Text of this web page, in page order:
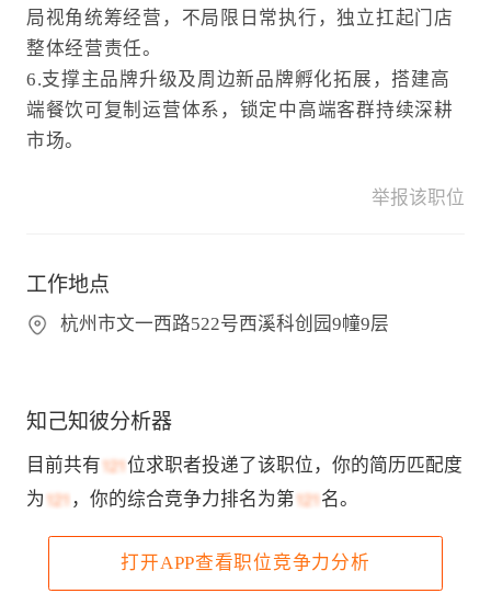
局视角统筹经营，不局限日常执行，独立扛起门店
整体经营责任。
6.支撑主品牌升级及周边新品牌孵化拓展，搭建高
端餐饮可复制运营体系，锁定中高端客群持续深耕
市场。
举报该职位
工作地点
杭州市文一西路522号西溪科创园9幢9层
知己知彼分析器
目前共有
位求职者投递了该职位，你的简历匹配度
为
，你的综合竞争力排名为第 名。
打开APP查看职位竞争力分析